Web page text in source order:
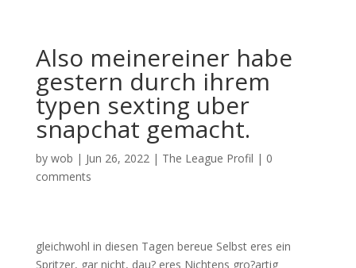
Also meinereiner habe
gestern durch ihrem
typen sexting uber
snapchat gemacht.
by wob | Jun 26, 2022| The League Profil | 0
comments
gleichwohl in diesen Tagen bereue Selbst eres ein
Spritzer, gar nicht, dau? eres Nichtens gro?artig